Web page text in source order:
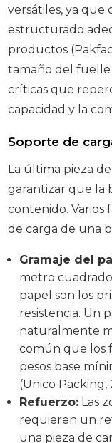
versátiles, ya que
estructurado
productos
tamaño del fuelle
críticas que
capacidad y la
Soporte de
La última pieza
garantizar que la
contenido. Varios
de carga de una
Gramaje del
metro cuadrado
papel son los
resistencia. Un
naturalmente
común que los
pesos base
(Unico Packing,
Refuerzo: Las
requieren un
una pieza de